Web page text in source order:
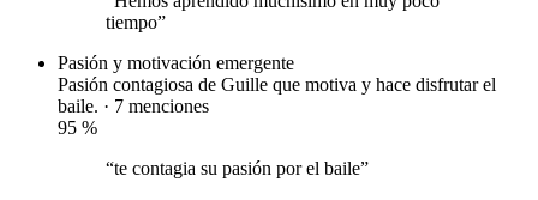
tiempo”
Pasión y motivación emergente
Pasión contagiosa de Guille que motiva y hace disfrutar el
baile. · 7 menciones
95 %
“te contagia su pasión por el baile”